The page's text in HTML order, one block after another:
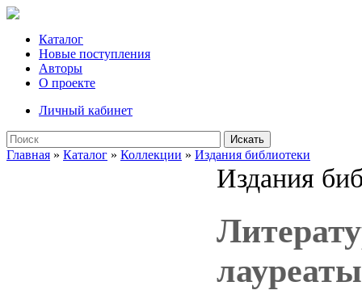
Каталог
Новые поступления
Авторы
О проекте
Личный кабинет
Искать
Главная » Каталог » Коллекции » Издания библиотеки
Издания